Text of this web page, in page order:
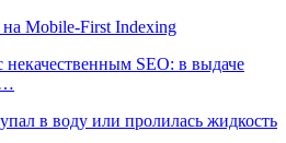
на Mobile-First Indexing
некачественным SEO: в выдаче
в воду или пролилась жидкость